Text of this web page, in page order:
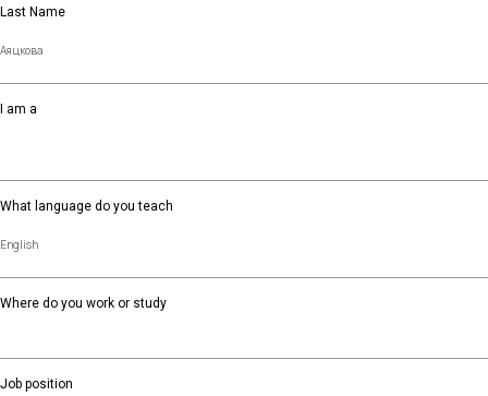
Last Name
I am a
What language do you teach
Where do you work or study
Job position